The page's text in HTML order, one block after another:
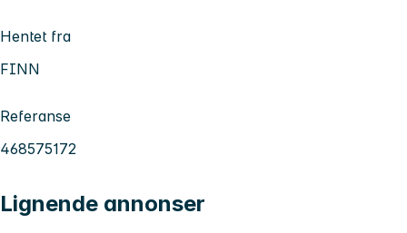
Hentet fra
FINN
Referanse
468575172
Lignende annonser